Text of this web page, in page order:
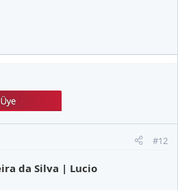
#12
da Silva | Lucio